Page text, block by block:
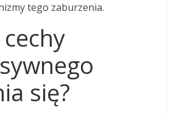
tego zaburzenia.
cechy
się?